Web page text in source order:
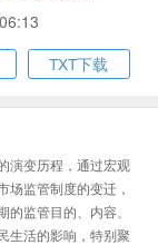
TXT下载
演变历程，通过宏观
场监管制度的变迁，
监管目的、内容、
生活的影响，特别聚